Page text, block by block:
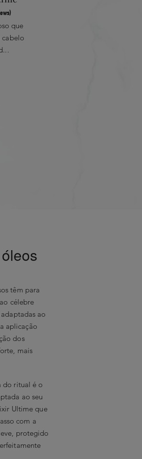
que
cabelo
têm para
célebre
ao
aplicação
dos
mais
do ritual é o
ao seu
Ultime que
com a
protegido